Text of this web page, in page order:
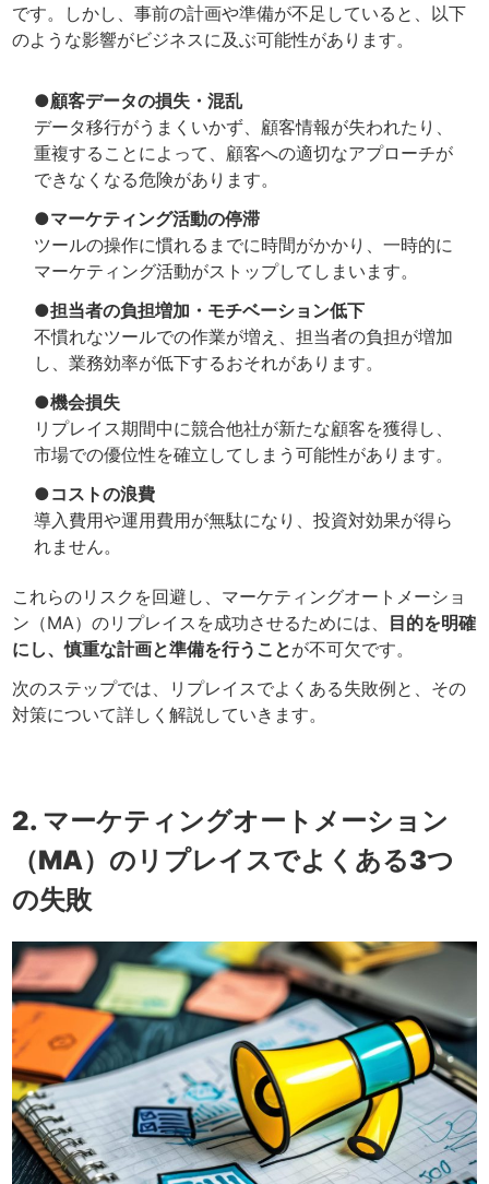
です。しかし、事前の計画や準備が不足していると、以下
のような影響がビジネスに及ぶ可能性があります。
●顧客データの損失・混乱
データ移行がうまくいかず、顧客情報が失われたり、
重複することによって、顧客への適切なアプローチが
できなくなる危険があります。
●マーケティング活動の停滞
ツールの操作に慣れるまでに時間がかかり、一時的に
マーケティング活動がストップしてしまいます。
●担当者の負担増加・モチベーション低下
不慣れなツールでの作業が増え、担当者の負担が増加
し、業務効率が低下するおそれがあります。
●機会損失
リプレイス期間中に競合他社が新たな顧客を獲得し、
市場での優位性を確立してしまう可能性があります。
●コストの浪費
導入費用や運用費用が無駄になり、投資対効果が得ら
れません。
これらのリスクを回避し、マーケティングオートメーショ
ン（MA）のリプレイスを成功させるためには、 目的を明確
にし、慎重な計画と準備を行うことが不可欠です。
次のステップでは、リプレイスでよくある失敗例と、その
対策について詳しく解説していきます。
2. マーケティングオートメーション
（MA）のリプレイスでよくある3つ
の失敗